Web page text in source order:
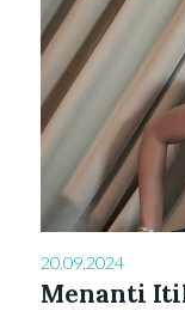
20.09.2024
Menanti